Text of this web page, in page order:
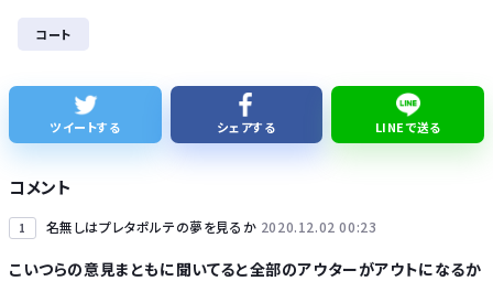
【倉庫型陳列】熊本地震でコストコの商品落下「重く受け止めております」地震大国で「高積み陳列」が心配...IKEAにも聞いた
コート
ツイートする シェアする LINEで送る
コメント
1 名無しはプレタポルテの夢を見るか 2020.12.02 00:23
こいつらの意見まともに聞いてると全部のアウターがアウトになるか